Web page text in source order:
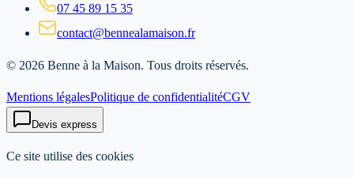
07 45 89 15 35
contact@bennealamaison.fr
© 2026 Benne à la Maison. Tous droits réservés.
Mentions légalesPolitique de confidentialitéCGV
Devis express
Ce site utilise des cookies